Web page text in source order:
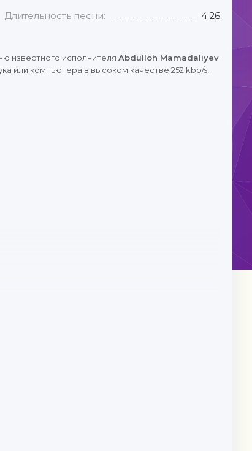
Длительность песни: 4:26
известного исполнителя Abdulloh Mamadaliyev
или компьютера в высоком качестве 252 kbp/s.